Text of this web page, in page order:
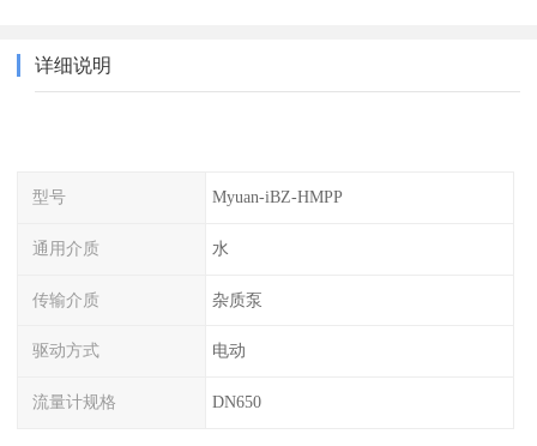
详细说明
型号 Myuan-iBZ-HMPP
通用介质 水
传输介质 杂质泵
驱动方式 电动
流量计规格 DN650